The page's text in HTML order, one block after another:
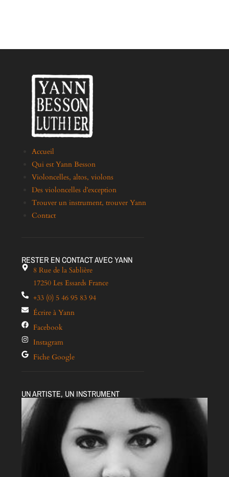
Accueil
Qui est Yann Besson
Violoncelles, altos, violons
Des violoncelles d’exception
Trouver un instrument, trouver Yann
Contact
RESTER EN CONTACT AVEC YANN
8 Rue de la Sablière
17250 Les Essards France
+33 (0) 5 46 95 83 94
Écrire à Yann
Facebook
Instagram
Fiche Google
UN ARTISTE, UN INSTRUMENT